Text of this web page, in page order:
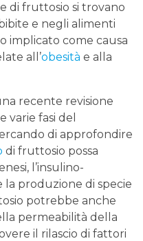
di fruttosio si trovano
e negli alimenti
implicato come causa
all’obesità e alla
recente revisione
varie fasi del
di approfondire
di fruttosio possa
l’insulino-
la produzione di specie
potrebbe anche
permeabilità della
il rilascio di fattori